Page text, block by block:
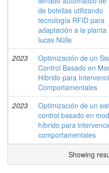
de botellas utilizando
tecnología RFID para
adaptación a la planta
lucas Nülle
2023
Optimización de un
Control Basado en
Híbrido para
Comportamentales
2023
Optimización de un
control basado en
híbrido para
comportamentales
Showing